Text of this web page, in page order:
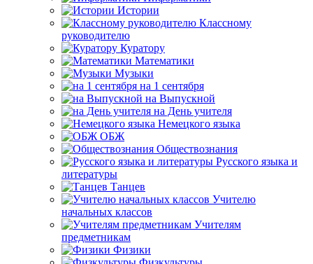
Истории
Классному
руководителю
Куратору
Математики
Музыки
на 1 сентября
на Выпускной
на День учителя
Немецкого языка
ОБЖ
Обществознания
Русского языка и
литературы
Танцев
Учителю
начальных классов
Учителям
предметникам
Физики